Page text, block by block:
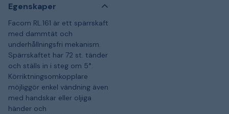
Egenskaper
Facom RL.161 är ett spärrskaft
med dammtät och
underhållningsfri mekanism.
Spärrskaftet har 72 st. tänder
och ställs in i steg om 5°.
Körriktningsomkopplare
möjliggör enkel vändning även
med handskar eller oljiga
händer och